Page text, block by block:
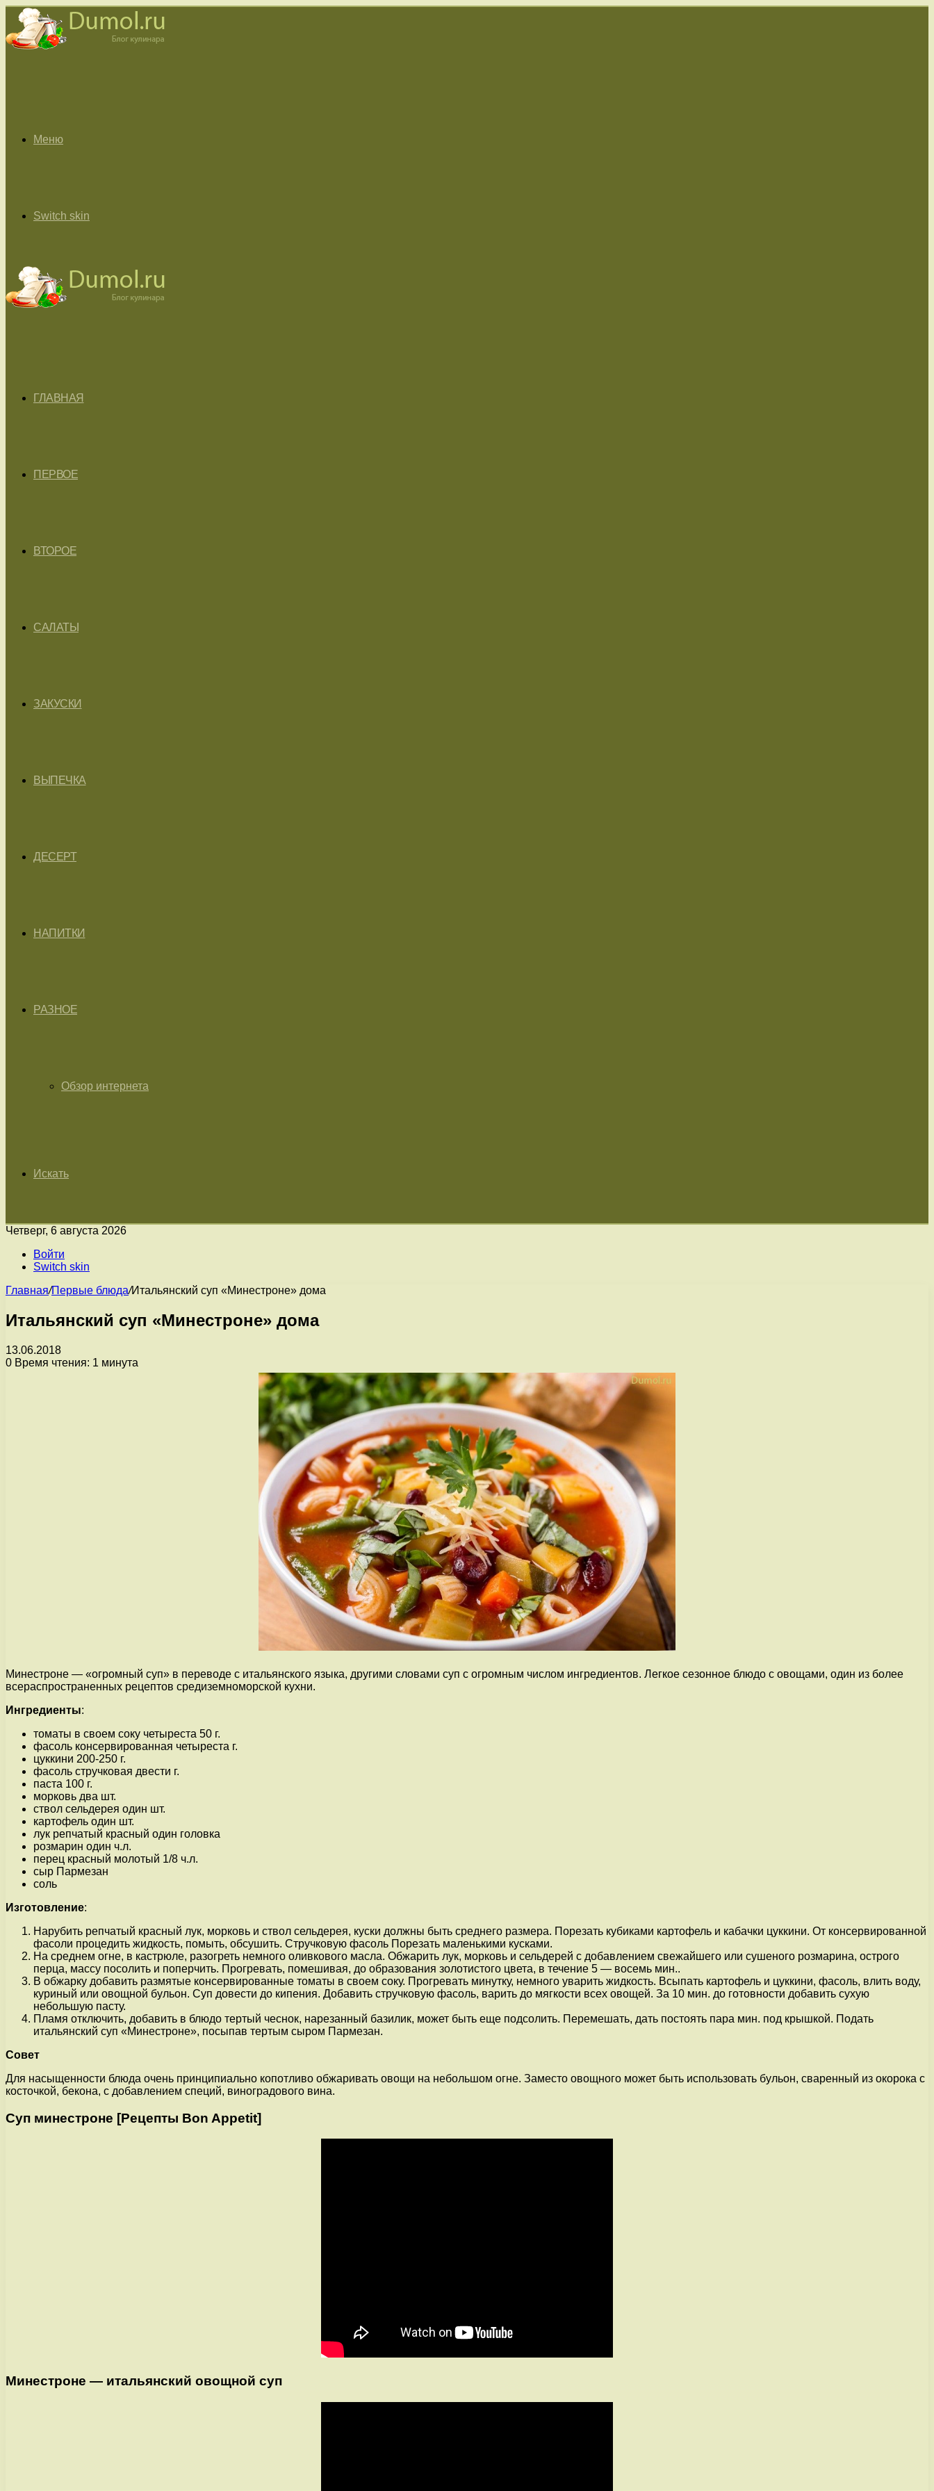
Меню
Switch skin
ГЛАВНАЯ
ПЕРВОЕ
ВТОРОЕ
САЛАТЫ
ЗАКУСКИ
ВЫПЕЧКА
ДЕСЕРТ
НАПИТКИ
РАЗНОЕ
Обзор интернета
Искать
Четверг, 6 августа 2026
Войти
Switch skin
Главная/Первые блюда/Итальянский суп «Минестроне» дома
Итальянский суп «Минестроне» дома
13.06.2018
0 Время чтения: 1 минута
Минестроне — «огромный суп» в переводе с итальянского языка, другими словами суп с огромным числом ингредиентов. Легкое сезонное блюдо с овощами, один из более
всераспространенных рецептов средиземноморской кухни.
Ингредиенты:
томаты в своем соку четыреста 50 г.
фасоль консервированная четыреста г.
цуккини 200-250 г.
фасоль стручковая двести г.
паста 100 г.
морковь два шт.
ствол сельдерея один шт.
картофель один шт.
лук репчатый красный один головка
розмарин один ч.л.
перец красный молотый 1/8 ч.л.
сыр Пармезан
соль
Изготовление:
Нарубить репчатый красный лук, морковь и ствол сельдерея, куски должны быть среднего размера. Порезать кубиками картофель и кабачки цуккини. От консервированной
фасоли процедить жидкость, помыть, обсушить. Стручковую фасоль Порезать маленькими кусками.
На среднем огне, в кастрюле, разогреть немного оливкового масла. Обжарить лук, морковь и сельдерей с добавлением свежайшего или сушеного розмарина, острого
перца, массу посолить и поперчить. Прогревать, помешивая, до образования золотистого цвета, в течение 5 — восемь мин..
В обжарку добавить размятые консервированные томаты в своем соку. Прогревать минутку, немного уварить жидкость. Всыпать картофель и цуккини, фасоль, влить воду,
куриный или овощной бульон. Суп довести до кипения. Добавить стручковую фасоль, варить до мягкости всех овощей. За 10 мин. до готовности добавить сухую
небольшую пасту.
Пламя отключить, добавить в блюдо тертый чеснок, нарезанный базилик, может быть еще подсолить. Перемешать, дать постоять пара мин. под крышкой. Подать
итальянский суп «Минестроне», посыпав тертым сыром Пармезан.
Совет
Для насыщенности блюда очень принципиально копотливо обжаривать овощи на небольшом огне. Заместо овощного может быть использовать бульон, сваренный из окорока с
косточкой, бекона, с добавлением специй, виноградового вина.
Суп минестроне [Рецепты Bon Appetit]
Минестроне — итальянский овощной суп